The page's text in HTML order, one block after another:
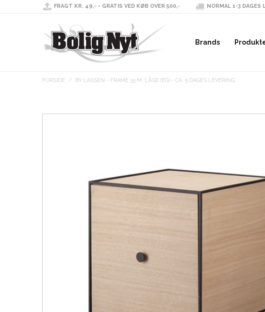
FRAGT KR. 49,- - GRATIS VED KØB OVER 500,- NORMAL 1-3 DAGES
Brands
FORSIDE / BY LASSEN - FRAME 35 M. LÅGE (EG) - CA. 5 DAGES LEVERING